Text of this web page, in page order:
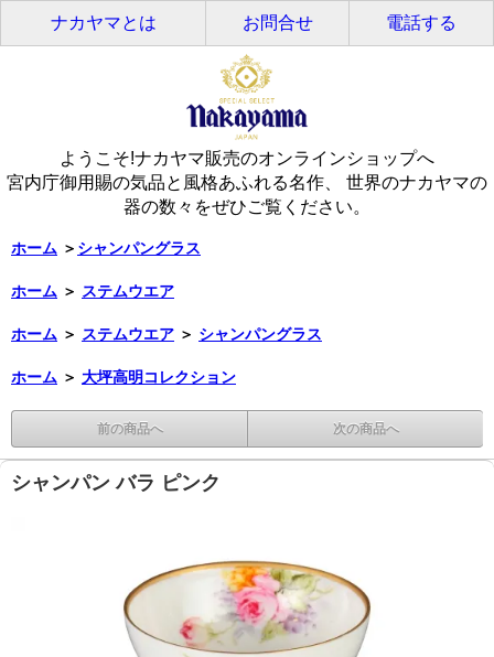
ナカヤマとは お問合せ 電話する
ようこそ!ナカヤマ販売のオンラインショップへ
宮内庁御用賜の気品と風格あふれる名作、 世界のナカヤマの
器の数々をぜひご覧ください。
ホーム ＞ シャンパングラス
ホーム ＞ ステムウエア
ホーム ＞ ステムウエア ＞ シャンパングラス
ホーム ＞ 大坪高明コレクション
前の商品へ 次の商品へ
シャンパン バラ ピンク